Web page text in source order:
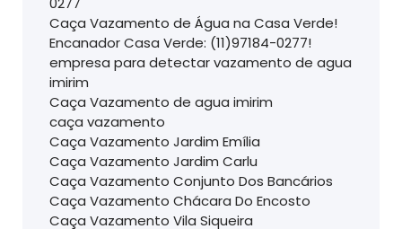
Caça Vazamento de Água na Casa Verde!
Encanador Casa Verde: (11)97184-0277!
empresa para detectar vazamento de agua
imirim
Caça Vazamento de agua imirim
caça vazamento
Caça Vazamento Jardim Emília
Caça Vazamento Jardim Carlu
Caça Vazamento Conjunto Dos Bancários
Caça Vazamento Chácara Do Encosto
Caça Vazamento Vila Siqueira